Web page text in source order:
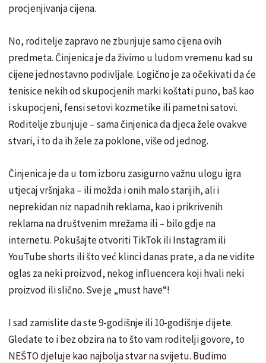
procjenjivanja cijena.
No, roditelje zapravo ne zbunjuje samo cijena ovih
predmeta. Činjenica je da živimo u ludom vremenu kad su
cijene jednostavno podivljale. Logično je za očekivati da će
tenisice nekih od skupocjenih marki koštati puno, baš kao
i skupocjeni, fensi setovi kozmetike ili pametni satovi.
Roditelje zbunjuje – sama činjenica da djeca žele ovakve
stvari, i to da ih žele za poklone, više od jednog.
Činjenica je da u tom izboru zasigurno važnu ulogu igra
utjecaj vršnjaka – ili možda i onih malo starijih, ali i
neprekidan niz napadnih reklama, kao i prikrivenih
reklama na društvenim mrežama ili – bilo gdje na
internetu. Pokušajte otvoriti TikTok ili Instagram ili
YouTube shorts ili što već klinci danas prate, a da ne vidite
oglas za neki proizvod, nekog influencera koji hvali neki
proizvod ili slično. Sve je „must have“!
I sad zamislite da ste 9-godišnje ili 10-godišnje dijete.
Gledate to i bez obzira na to što vam roditelji govore, to
NEŠTO djeluje kao najbolja stvar na svijetu. Budimo